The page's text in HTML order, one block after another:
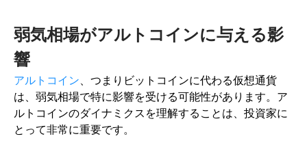
弱気相場がアルトコインに与える影
響
アルトコイン、つまりビットコインに代わる仮想通貨
は、弱気相場で特に影響を受ける可能性があります。ア
ルトコインのダイナミクスを理解することは、投資家に
とって非常に重要です。